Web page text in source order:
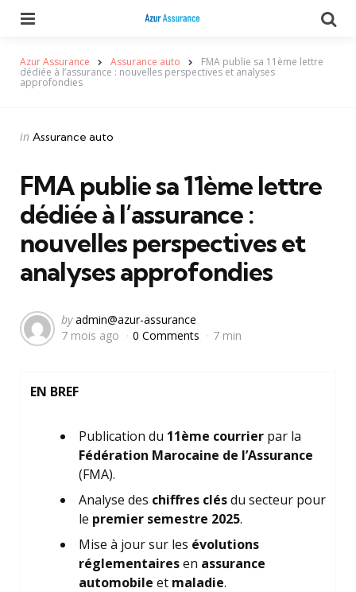
Azur Assurance Assurance auto FMA publie sa 11ème lettre
dédiée à l’assurance : nouvelles perspectives et analyses
approfondies
Categories
Posted
in Assurance auto
FMA publie sa 11ème lettre
dédiée à l’assurance :
nouvelles perspectives et
analyses approfondies
Posted
by
by admin@azur-assurance
7 mois ago
0 Comments 7 min
EN BREF
Publication du 11ème courrier par la
Fédération Marocaine de l’Assurance
(FMA).
Analyse des chiffres clésdu secteur pour
le premier semestre 2025.
Mise à jour sur les évolutions
réglementairesen assurance
automobile et maladie.